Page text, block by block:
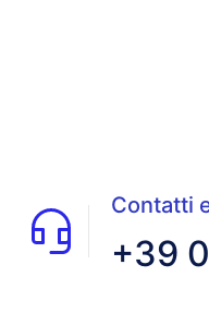
Contatti
+39